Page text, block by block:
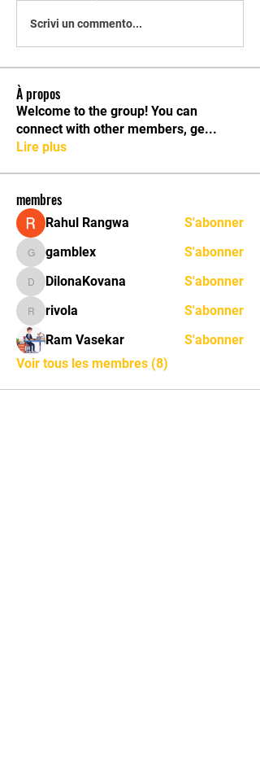
Scrivi un commento...
À propos
Welcome to the group! You can
connect with other members, ge...
Lire plus
membres
Rahul Rangwa S'abonner
gamblex
gamblex S'abonner
DilonaKovana
DilonaKovana S'abonner
rivolarivola
S'abonner
Ram Vasekar
S'abonner
Voir tous les membres (8)